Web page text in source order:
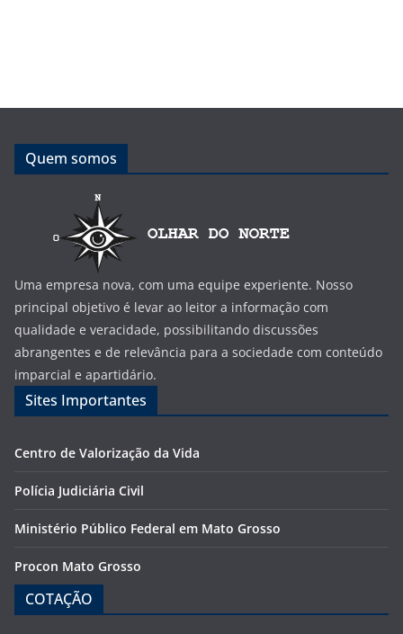
Quem somos
Uma empresa nova, com uma equipe experiente. Nosso
principal objetivo é levar ao leitor a informação com
qualidade e veracidade, possibilitando discussões
abrangentes e de relevância para a sociedade com conteúdo
imparcial e apartidário.
Sites Importantes
Centro de Valorização da Vida
Polícia Judiciária Civil
Ministério Público Federal em Mato Grosso
Procon Mato Grosso
COTAÇÃO